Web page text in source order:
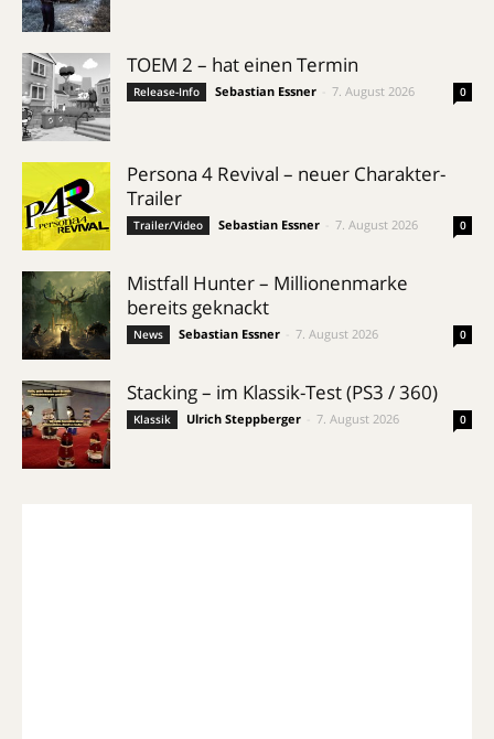
TOEM 2 – hat einen Termin
Release-Info Sebastian Essner 7. August 2026 0
Persona 4 Revival – neuer Charakter-
Trailer
Trailer/Video Sebastian Essner 7. August 2026 0
Mistfall Hunter – Millionenmarke
bereits geknackt
News Sebastian Essner 7. August 2026 0
Stacking – im Klassik-Test (PS3 / 360)
Klassik Ulrich Steppberger 7. August 2026 0